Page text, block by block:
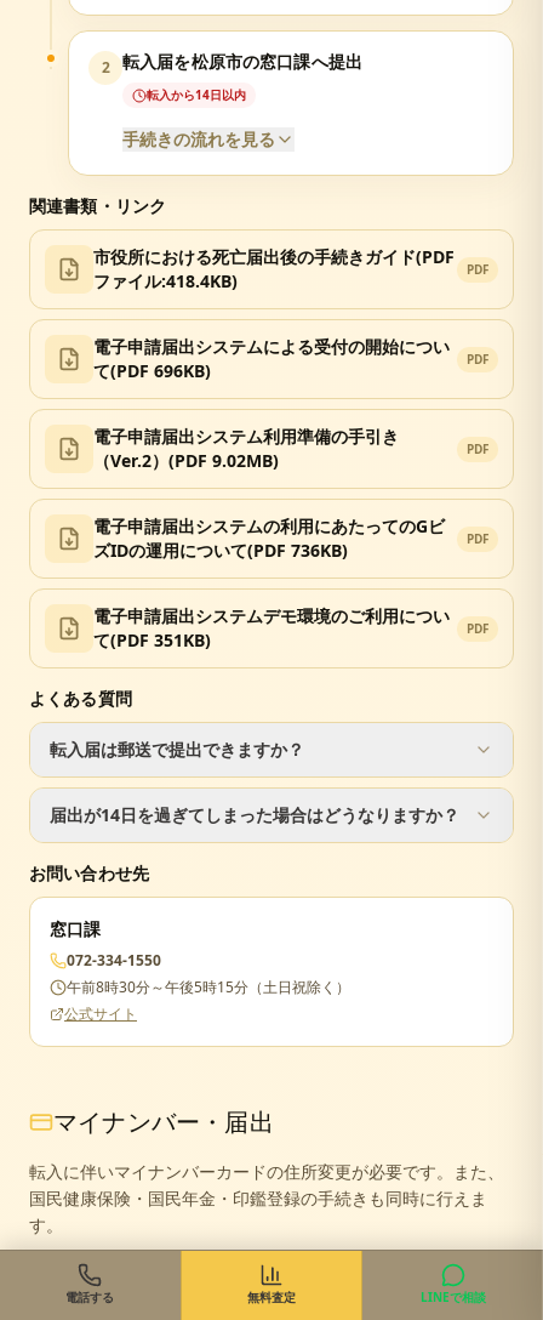
2 転入届を松原市の窓口課へ提出
転入から14日以内
手続きの流れを見る
必要書類
転出証明書（前住所地で発行）
届出人の本人確認書類（運転免許証等）
印鑑
関連書類・リンク
市役所における死亡届出後の手続きガイド(PDF
ファイル:418.4KB)
PDF
電子申請届出システムによる受付の開始につい
て(PDF 696KB)
PDF
電子申請届出システム利用準備の手引き
（Ver.2）(PDF 9.02MB)
PDF
電子申請届出システムの利用にあたってのGビ
ズIDの運用について(PDF 736KB)
PDF
電子申請届出システムデモ環境のご利用につい
て(PDF 351KB)
PDF
よくある質問
転入届は郵送で提出できますか？
転入届は窓口での手続きが必要です。ただし、転出届は郵
送で手続き可能です。
届出が14日を過ぎてしまった場合はどうなりますか？
ない場合は5万円以下の過料が科されることがあります。
お問い合わせ先
窓口課
072-334-1550
午前8時30分～午後5時15分（土日祝除く）
公式サイト
マイナンバー・届出
転入に伴いマイナンバーカードの住所変更が必要です。また、
国民健康保険・国民年金・印鑑登録の手続きも同時に行えま
す。
マイナンバーカードは転入から90日以内に継続利用手続
電話する 無料査定 LINEで相談